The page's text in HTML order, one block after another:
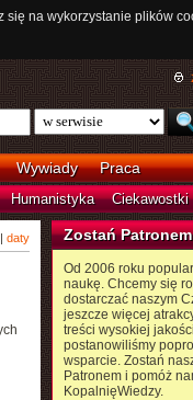
na wykorzystanie plików
Wywiady Praca
Humanistyka Ciekawostki
daty Zostań Patronem
Od 2006 roku
naukę. Chcemy się
dostarczać naszym
jeszcze więcej
treści wysokiej
postanowiliśmy
wsparcie. Zostań
Patronem i pomóż
KopalnięWiedzy.